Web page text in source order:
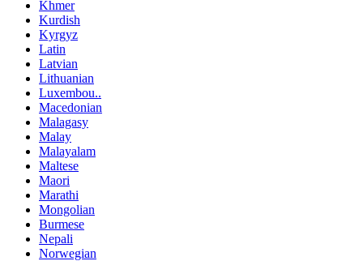
Khmer
Kurdish
Kyrgyz
Latin
Latvian
Lithuanian
Luxembou..
Macedonian
Malagasy
Malay
Malayalam
Maltese
Maori
Marathi
Mongolian
Burmese
Nepali
Norwegian